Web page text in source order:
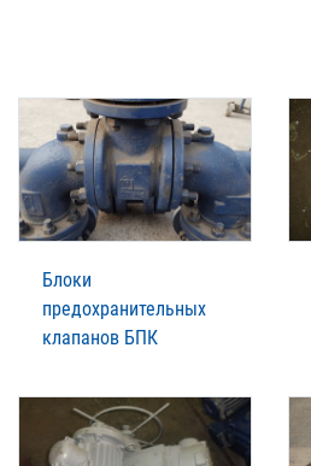
Блоки
предохранительных
клапанов БПК